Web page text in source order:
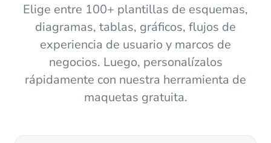
Elige entre 100+ plantillas de esquemas,
diagramas, tablas, gráficos, flujos de
experiencia de usuario y marcos de
negocios. Luego, personalízalos
rápidamente con nuestra herramienta de
maquetas gratuita.